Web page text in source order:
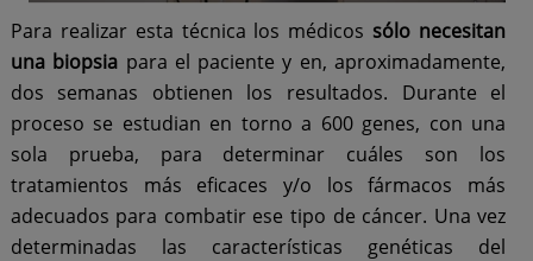
Para realizar esta técnica los médicos sólo necesitan
una biopsia para el paciente y en, aproximadamente,
dos semanas obtienen los resultados. Durante el
proceso se estudian en torno a 600 genes, con una
sola prueba, para determinar cuáles son los
tratamientos más eficaces y/o los fármacos más
adecuados para combatir ese tipo de cáncer. Una vez
determinadas las características genéticas del